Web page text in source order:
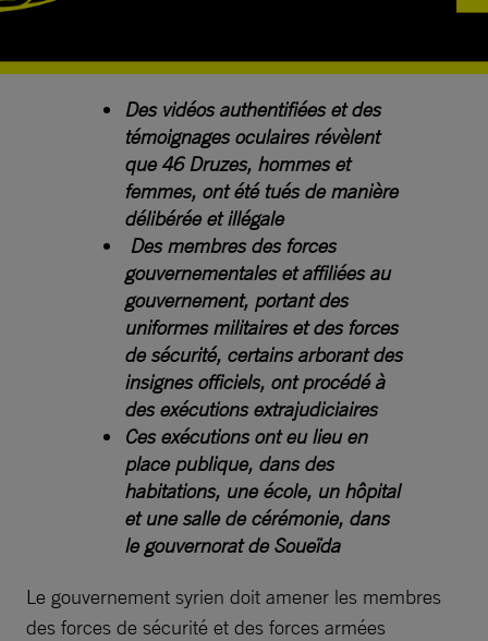
Des vidéos authentifiées et des
témoignages oculaires révèlent
que 46 Druzes, hommes et
femmes, ont été tués de manière
délibérée et illégale
Des membres des forces
gouvernementales et affiliées au
gouvernement, portant des
uniformes militaires et des forces
de sécurité, certains arborant des
insignes officiels, ont procédé à
des exécutions extrajudiciaires
Ces exécutions ont eu lieu en
place publique, dans des
habitations, une école, un hôpital
et une salle de cérémonie, dans
le gouvernorat de Soueïda
Le gouvernement syrien doit amener les membres
des forces de sécurité et des forces armées